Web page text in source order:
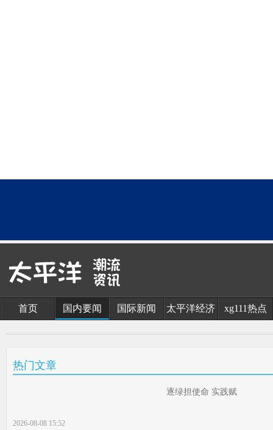
首页 国内要闻 国际新闻 太平洋经济 xg111热点
热门文章
逐绿担使命 实践赋
2026-08-08 15:52